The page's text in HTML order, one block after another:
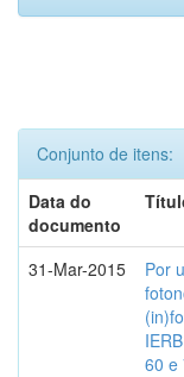
Conjunto de itens:
Data do
documento
31-Mar-2015
Por
60 e